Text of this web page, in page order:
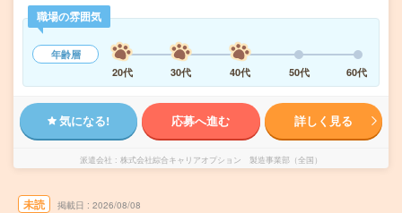
職場の雰囲気
年齢層
20代
30代 40代 50代 60代
気になる! 応募へ進む 詳しく見る
派遣会社 株式会社綜合キャリアオプション 製造事業部（全国）
未読 掲載日 2026/08/08